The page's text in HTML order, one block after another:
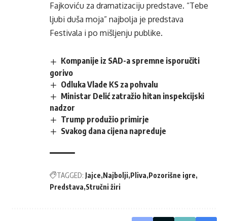
Fajkoviću za dramatizaciju predstave. “Tebe
ljubi duša moja” najbolja je predstava
Festivala i po mišljenju publike.
Kompanije iz SAD-a spremne isporučiti
gorivo
Odluka Vlade KS za pohvalu
Ministar Delić zatražio hitan inspekcijski
nadzor
Trump produžio primirje
Svakog dana cijena napreduje
TAGGED: Jajce Najbolji Pliva Pozorišne igre
Predstava Stručni žiri